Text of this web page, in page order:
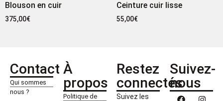
Blouson en cuir
375,00€
Ceinture cuir lisse
55,00€
Contact
Qui sommes
nous ?
À
propos
Politique de
Restez
connectés
Suivez les
Suivez-
nous